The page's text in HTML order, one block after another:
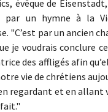
évêque de
un hymne à la
"C’est par un ancien
je voudrais conclure
des affligés afin
vie de chrétiens
regardant et en allant